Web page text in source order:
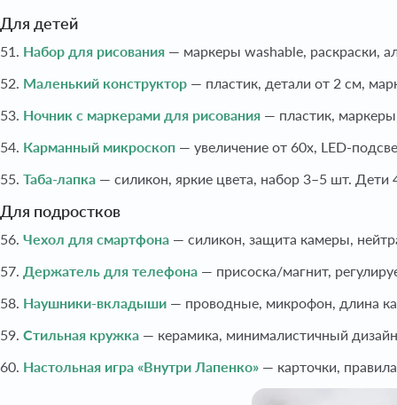
Для детей
51. Набор для рисования — маркеры washable, раскраски,
52. Маленький конструктор — пластик, детали от 2 см,
53. Ночник с маркерами для рисования — пластик,
54. Карманный микроскоп — увеличение от 60x, LED-
55. Таба-лапка — силикон, яркие цвета, набор 3–5 шт.
Для подростков
56. Чехол для смартфона — силикон, защита камеры,
57. Держатель для телефона — присоска/магнит,
58. Наушники-вкладыши — проводные, микрофон, длина
59. Стильная кружка — керамика, минималистичный
60. Настольная игра «Внутри Лапенко» — карточки,